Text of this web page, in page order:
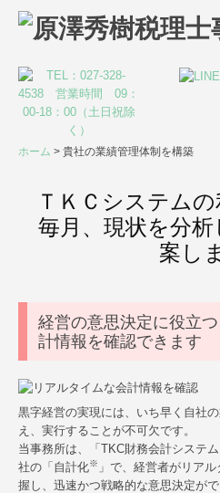
ホーム
事務所案内
サービス案内
税務・会計
リスクマネジメント
事業承継・M&A
株評価
個人の方の相続
確定申告
ホーム 貴社の業績管理体制を構築
ＴＫＣシステムの
毎月、現状を分
案し
経営の意思決定に役立
計情報を確認できます
黒字経営の実現には、いち早く自社
え、実行することが不可欠です。
当事務所は、「TKC財務会計システ
社の「自計化※ 」で、経営者がリア
握し、迅速かつ戦略的な意思決定がで